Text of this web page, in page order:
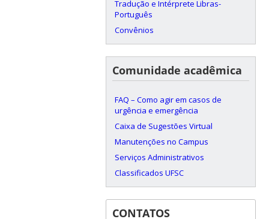
Tradução e Intérprete Libras-
Português
Convênios
Comunidade acadêmica
FAQ – Como agir em casos de
urgência e emergência
Caixa de Sugestões Virtual
Manutenções no Campus
Serviços Administrativos
Classificados UFSC
CONTATOS